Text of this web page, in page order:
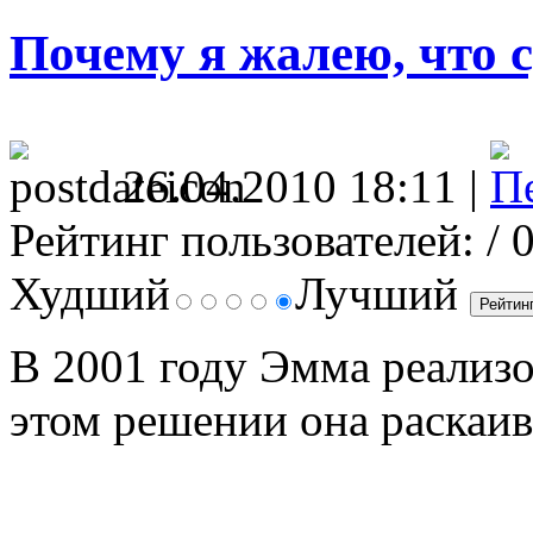
Почему я жалею, что
26.04.2010 18:11 |
Рейтинг пользователей: /
Худший
Лучший
В 2001 году Эмма
этом решении она